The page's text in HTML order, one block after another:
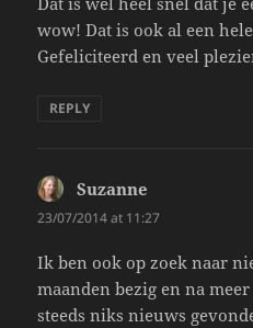
wow! Dat is ook al een
Gefeliciteerd en veel
REPLY
Suzanne
23/07/2014 at 11:27
Ik ben ook op zoek naar
maanden bezig en na
steeds niks nieuws